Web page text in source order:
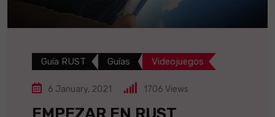
Guía RUST Guías Videojuegos
6 January, 2021 1706 Views